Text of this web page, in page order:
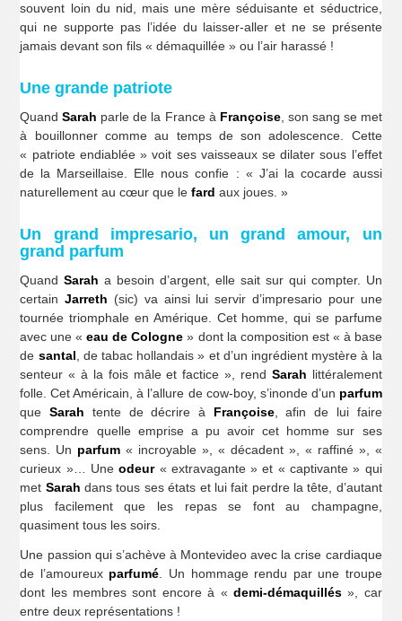
souvent loin du nid, mais une mère séduisante et séductrice,
qui ne supporte pas l’idée du laisser-aller et ne se présente
jamais devant son fils « démaquillée » ou l’air harassé !
Une grande patriote
QuandSarah parle de la France à Françoise, son sang se met
à bouillonner comme au temps de son adolescence. Cette
« patriote endiablée » voit ses vaisseaux se dilater sous l’effet
de la Marseillaise. Elle nous confie : « J’ai la cocarde aussi
naturellement au cœur que lefard aux joues. »
Un grand impresario, un grand amour, un
grand parfum
QuandSarah a besoin d’argent, elle sait sur qui compter. Un
certainJarreth (sic) va ainsi lui servir d’impresario pour une
tournée triomphale en Amérique. Cet homme, qui se parfume
avec une «eau de Cologne » dont la composition est « à base
de santal, de tabac hollandais » et d’un ingrédient mystère à la
senteur « à la fois mâle et factice », rend Sarah littéralement
folle. Cet Américain, à l’allure de cow-boy, s’inonde d’un parfum
queSarah tente de décrire à Françoise, afin de lui faire
comprendre quelle emprise a pu avoir cet homme sur ses
sens. Un parfum « incroyable », « décadent », « raffiné », «
curieux »… Uneodeur« extravagante » et « captivante » qui
met Sarah dans tous ses états et lui fait perdre la tête, d’autant
plus facilement que les repas se font au champagne,
quasiment tous les soirs.
Une passion qui s’achève à Montevideo avec la crise cardiaque
de l’amoureux parfumé . Un hommage rendu par une troupe
dont les membres sont encore à « demi-démaquillés», car
entre deux représentations !